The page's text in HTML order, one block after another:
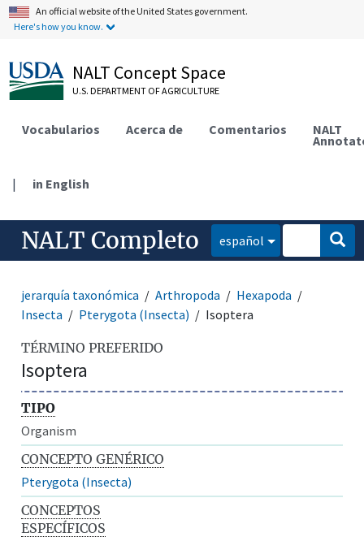
An official website of the United States government.
Here's how you know.
NALT Concept Space
U.S. DEPARTMENT OF AGRICULTURE
Vocabularios Acerca de Comentarios NALT
| in English
NALT Completo español
jerarquía taxonómica Arthropoda
Hexapoda
Insecta
Pterygota (Insecta) Isoptera
TÉRMINO PREFERIDO
Isoptera
TIPO
Organism
CONCEPTO GENÉRICO
Pterygota (Insecta)
CONCEPTOS
ESPECÍFICOS